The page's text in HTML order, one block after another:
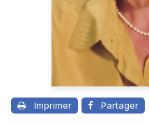
Imprimer Partager